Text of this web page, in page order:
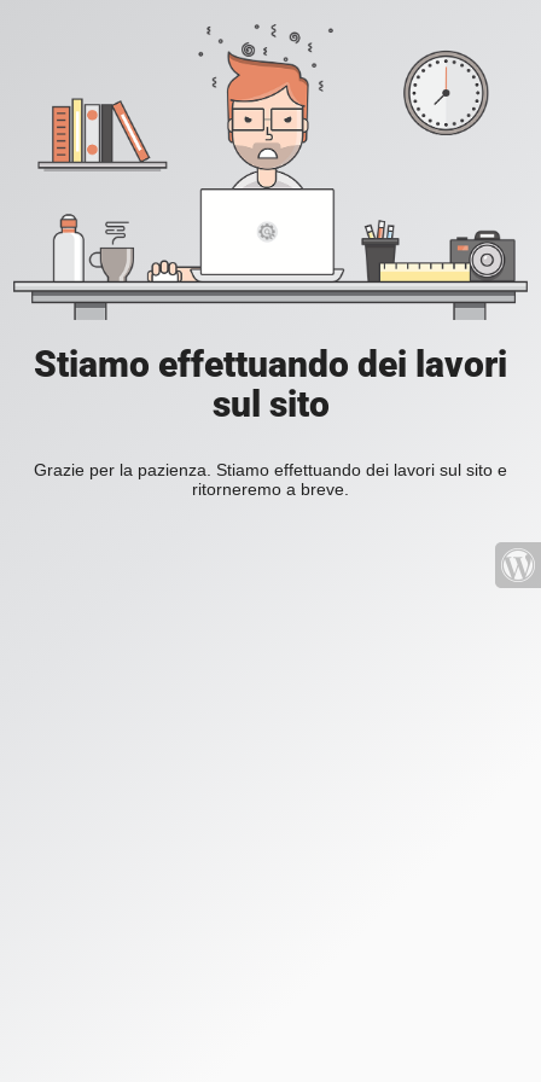
Stiamo effettuando dei lavori
sul sito
Grazie per la pazienza. Stiamo effettuando dei lavori sul sito e
ritorneremo a breve.